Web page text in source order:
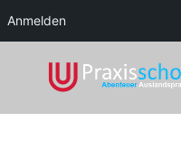
Anmelden